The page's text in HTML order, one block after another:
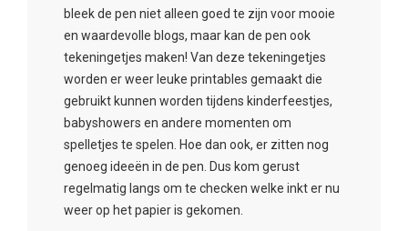
bleek de pen niet alleen goed te zijn voor mooie
en waardevolle blogs, maar kan de pen ook
tekeningetjes maken! Van deze tekeningetjes
worden er weer leuke printables gemaakt die
gebruikt kunnen worden tijdens kinderfeestjes,
babyshowers en andere momenten om
spelletjes te spelen. Hoe dan ook, er zitten nog
genoeg ideeën in de pen. Dus kom gerust
regelmatig langs om te checken welke inkt er nu
weer op het papier is gekomen.